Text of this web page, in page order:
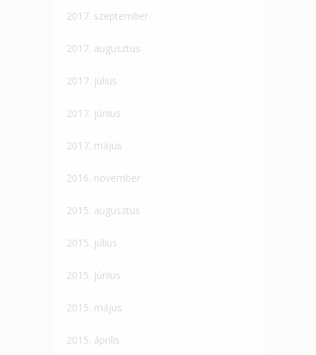
2017. szeptember
2017. augusztus
2017. július
2017. június
2017. május
2016. november
2015. augusztus
2015. július
2015. június
2015. május
2015. április